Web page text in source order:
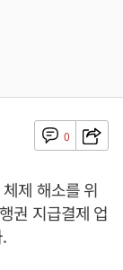
0
제 해소를 위
권 지급결제 업